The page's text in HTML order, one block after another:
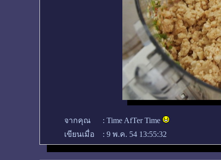
จากคุณ : Time AfTer Time
เขียนเมื่อ
: 9 พ.ค. 54 13:55:32